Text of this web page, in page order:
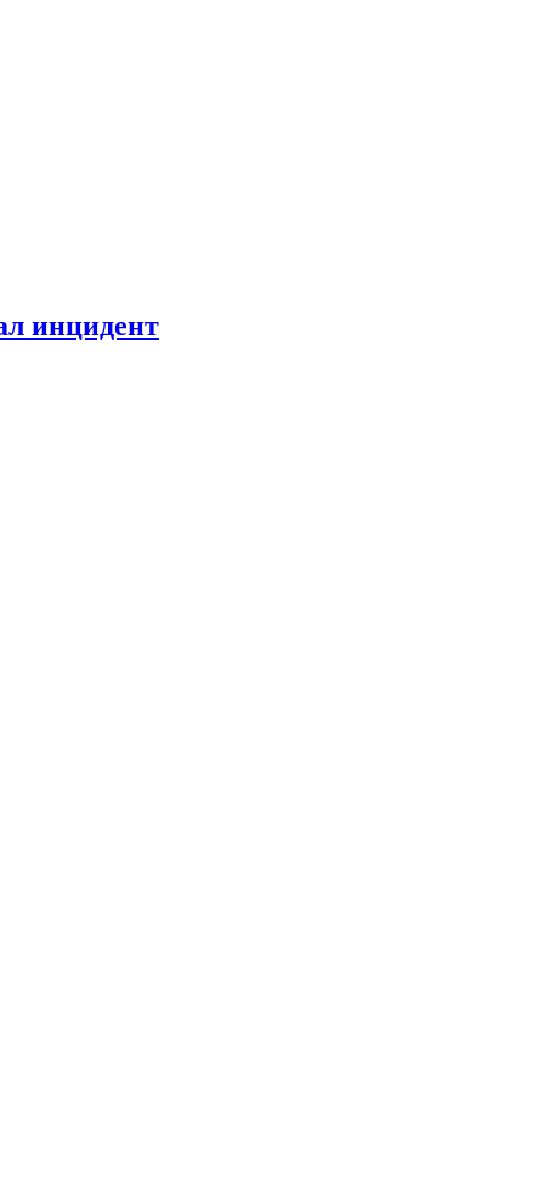
инцидент